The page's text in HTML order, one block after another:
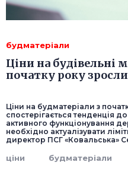
будматеріали
Ціни на будівельні
початку року
Ціни на будматеріали з
спостерігається тенденція
активного функціонування
необхідно актуалізувати
директор ПСГ «Ковальська»
ціни будматеріали